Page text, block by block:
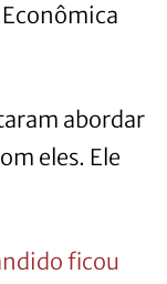
abordar
eles. Ele
ficou